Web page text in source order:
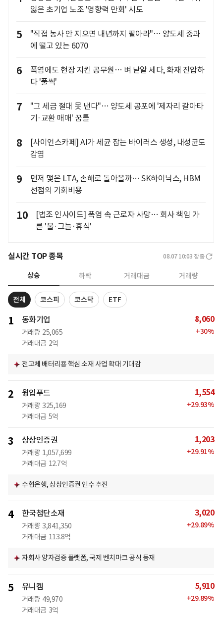
잃은 초기업 노조 '영향력 만회' 시도
5
"직접 농사 안 지으면 내년까지 팔아라"… 양도세 중과
에 떨고 있는 6070
6
폭염에도 현장 지킨 공무원… 벼 낱알 세다, 화재 진압하
다 '풀썩'
7
"그 세금 절대 못 낸다"… 양도세 공포에 '제자리 갈아타
기·교환 매매' 꿈틀
8
[사이언스카페] AI가 세균 잡는 바이러스 생성, 내성균도
감염
9
먼저 맺은 LTA, 손해로 돌아올까… SK하이닉스, HBM
선점의 기회비용
10
[법조 인사이드] 폭염 속 근로자 사망… 회사 책임 가
른 '물·그늘·휴식'
실시간 TOP 종목 08.07 10:03 장중
상승 하락 거래대금 거래량
전체 코스피 코스닥 ETF
1 동화기업
거래량 25,065
거래대금 2억
8,060
+30%
전고체 배터리용 핵심 소재 사업 확대 기대감
2 윙입푸드
거래량 325,169
거래대금 5억
1,554
+29.93%
3 상상인증권
거래량 1,057,699
거래대금 12.7억
1,203
+29.91%
수협은행, 상상인증권 인수 추진
4 한국첨단소재
거래량 3,841,350
거래대금 113.8억
3,020
+29.89%
자회사 양자검증 플랫폼, 국제 벤치마크 공식 등재
5 유니켐
거래량 49,970
거래대금 3억
5,910
+29.89%